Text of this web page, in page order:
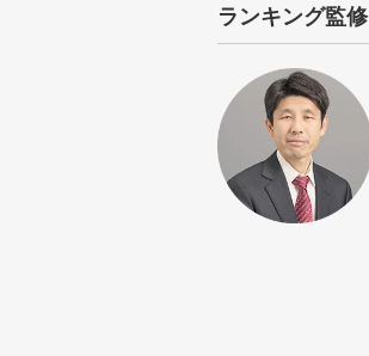
ランキング監修